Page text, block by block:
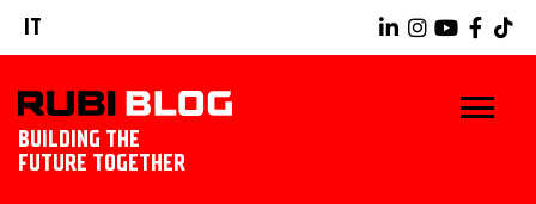
IT
BUILDING THE
FUTURE TOGETHER